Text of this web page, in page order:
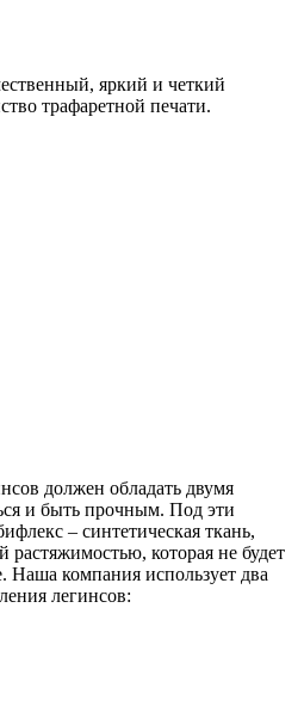
яркий и четкий
трафаретной печати.
должен обладать двумя
и быть прочным. Под эти
– синтетическая ткань,
которая не будет
Наша компания использует два
легинсов: